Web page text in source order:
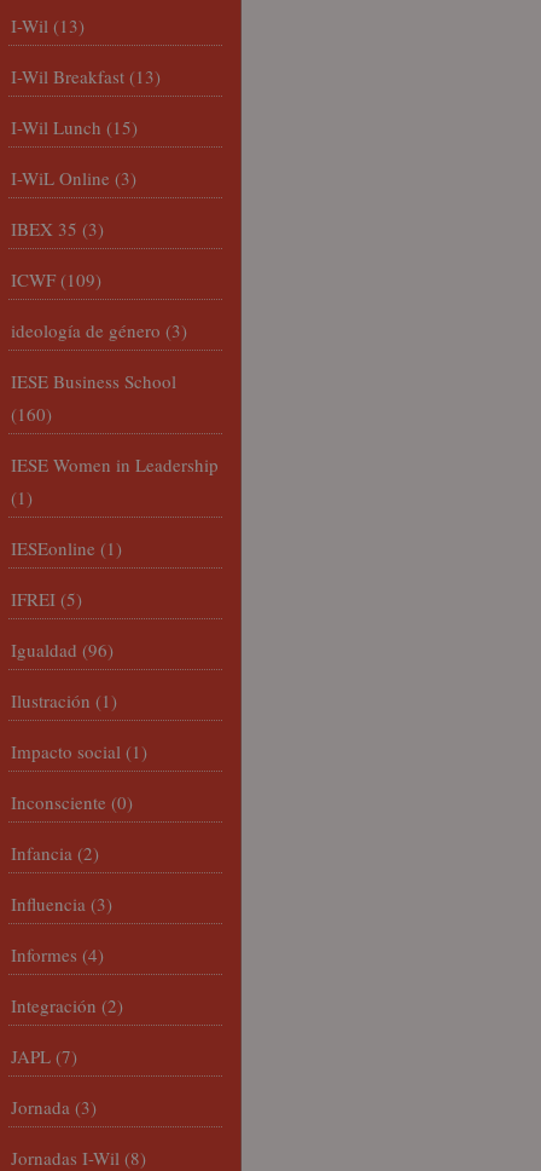
I-Wil (13)
I-Wil Breakfast (13)
I-Wil Lunch (15)
I-WiL Online (3)
IBEX 35 (3)
ICWF (109)
ideología de género (3)
IESE Business School
(160)
IESE Women in Leadership
(1)
IESEonline (1)
IFREI (5)
Igualdad (96)
Ilustración (1)
Impacto social (1)
Inconsciente (0)
Infancia (2)
Influencia (3)
Informes (4)
Integración (2)
JAPL (7)
Jornada (3)
Jornadas I-Wil (8)